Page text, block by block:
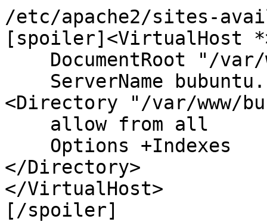
/etc/apache2/sites-
[spoiler]<VirtualHost
<Directory "/var/www/
</Directory>
</VirtualHost>
[/spoiler]